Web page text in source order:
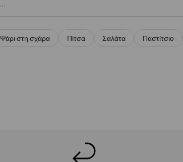
Ψάρι στη σχάρα Πίτσα Σαλάτα Παστίτσιο